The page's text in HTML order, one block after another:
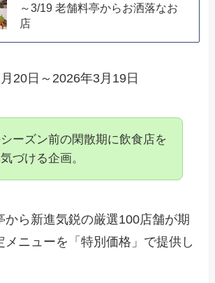
～3/19 老舗料亭からお洒落なお
店
20日～2026年3月19日
ーズン前の閑散期に飲食店を
づける企画。
から新進気鋭の厳選100店舗が期
メニューを「特別価格」で提供し